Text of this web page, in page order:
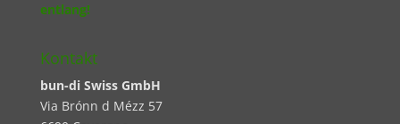
entlang!
Kontakt
bun-di Swiss GmbH
Via Brónn d Mézz 57